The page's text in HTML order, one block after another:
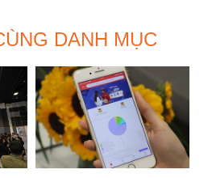
DANH MỤC